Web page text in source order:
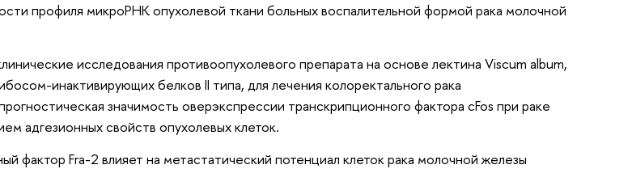
профиля микроРНК опухолевой ткани больных воспалительной формой рака молочной
исследования противоопухолевого препарата на основе лектина Viscum album,
инактивирующих белков II типа, для лечения колоректального рака
значимость оверэкспрессии транскрипционного фактора cFos при раке
адгезионных свойств опухолевых клеток.
фактор Fra-2 влияет на метастатический потенциал клеток рака молочной железы